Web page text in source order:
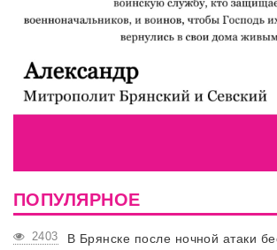
ПОПУЛЯРНОЕ
2403
В Брянске после ночной атаки